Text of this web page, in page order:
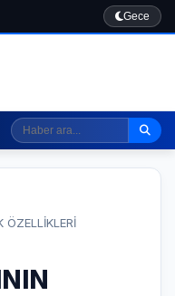
Gece
ÖZELLİKLERİ